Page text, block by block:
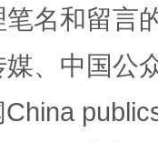
名和留言
、中国公